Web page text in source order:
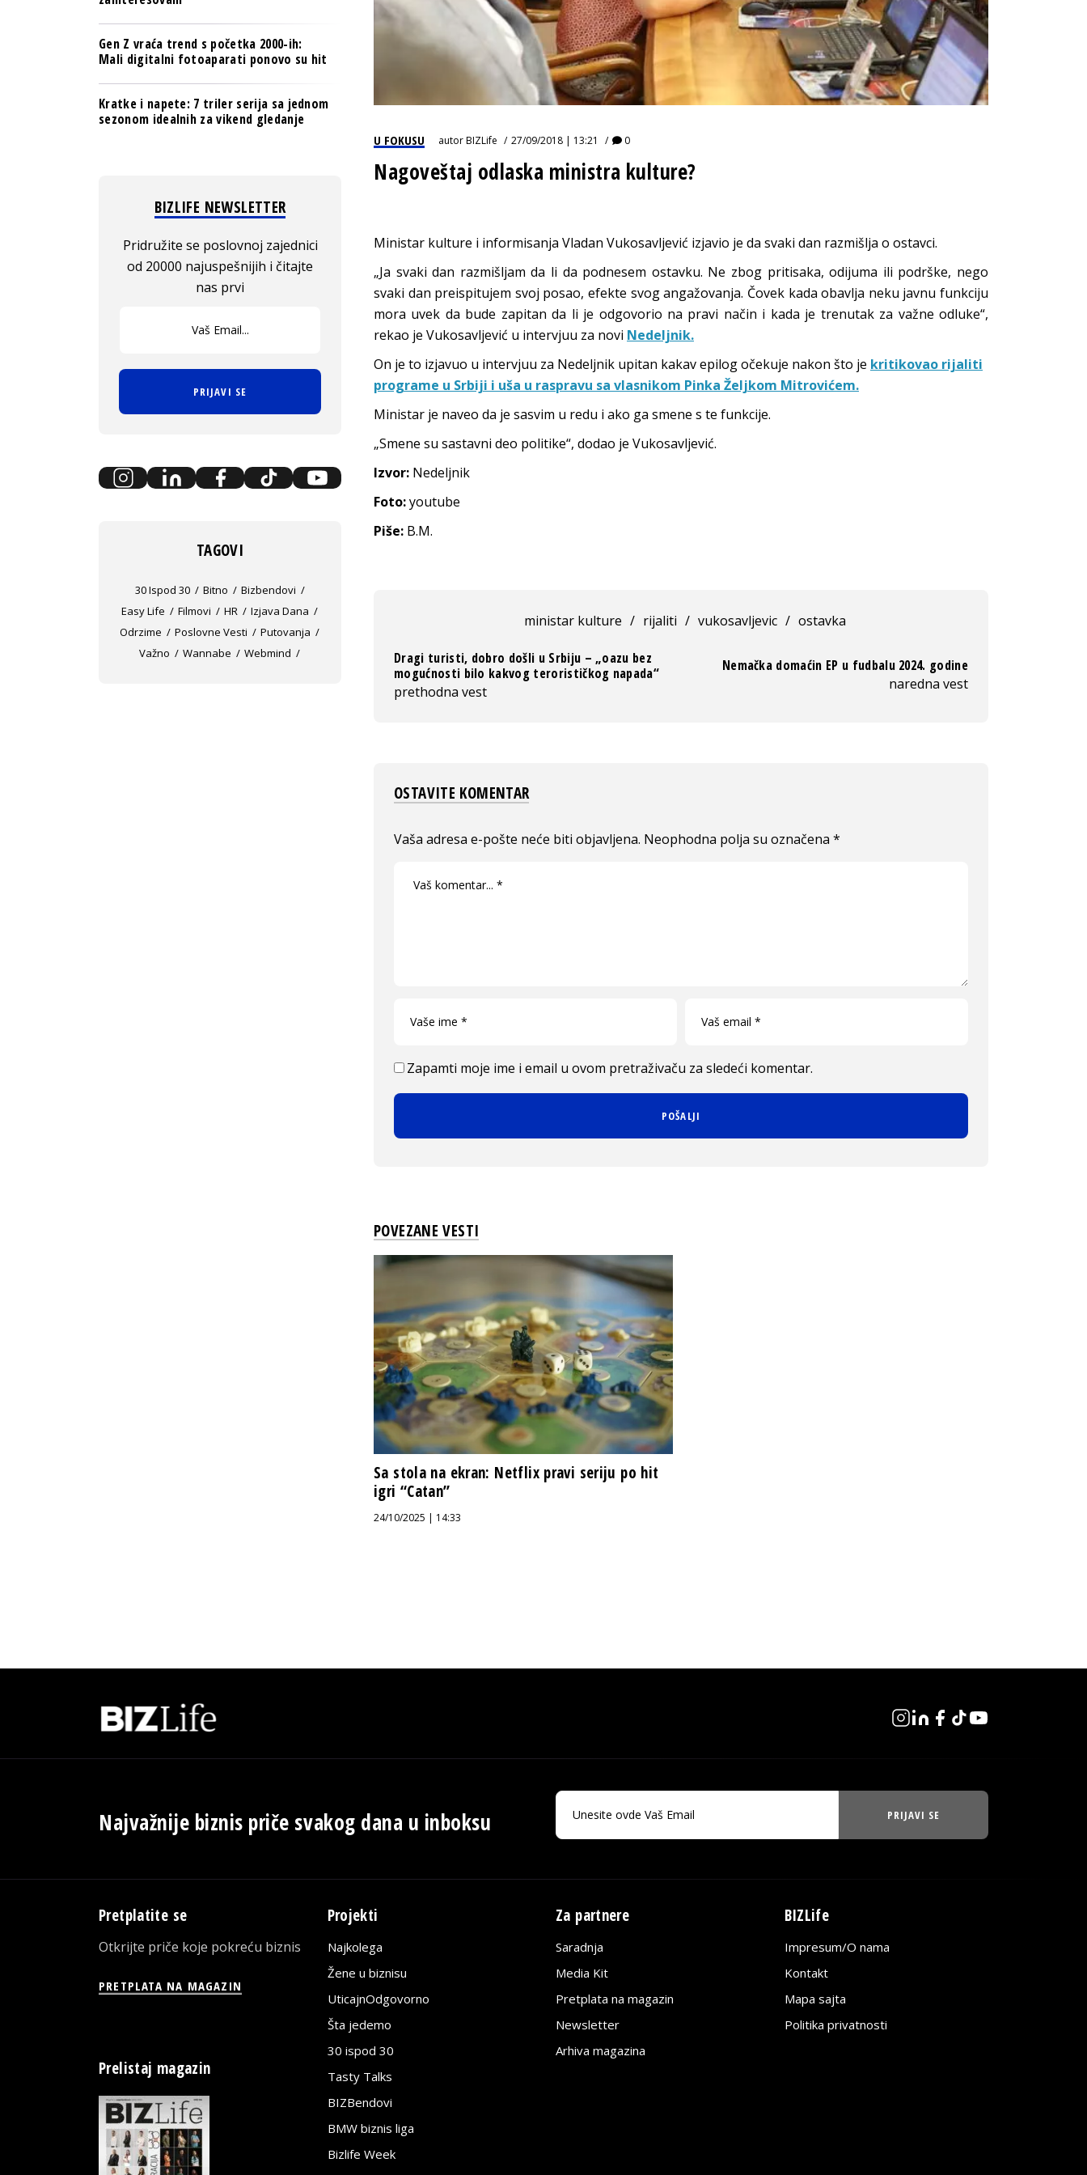
U FOKUSU autorBIZLife 27/09/2018 | 13:21 0
Nagoveštaj odlaska ministra kulture?
Ministar kulture i informisanja Vladan Vukosavljević izjavio je da svaki dan razmišlja o ostavci.
„Ja svaki dan razmišljam da li da podnesem ostavku. Ne zbog pritisaka, odijuma ili podrške, nego
svaki dan preispitujem svoj posao, efekte svog angažovanja. Čovek kada obavlja neku javnu funkciju
mora uvek da bude zapitan da li je odgovorio na pravi način i kada je trenutak za važne odluke“,
rekao je Vukosavljević u intervjuu za novi Nedeljnik.
On je to izjavuo u intervjuu za Nedeljnik upitan kakav epilog očekuje nakon što je kritikovao rijaliti
programe u Srbiji i uša u raspravu sa vlasnikom Pinka Željkom Mitrovićem.
Ministar je naveo da je sasvim u redu i ako ga smene s te funkcije.
„Smene su sastavni deo politike“, dodao je Vukosavljević.
Izvor: Nedeljnik
Foto:youtube
Piše: B.M.
ministar kulture / rijaliti / vukosavljevic / ostavka
Dragi turisti, dobro došli u Srbiju – „oazu bez
mogućnosti bilo kakvog terorističkog napada“
prethodna vest
Nemačka domaćin EP u fudbalu 2024. godine
naredna vest
OSTAVITE KOMENTAR
Vaša adresa e-pošte neće biti objavljena. Neophodna polja su označena *
Zapamti moje ime i email u ovom pretraživaču za sledeći komentar.
POVEZANE VESTI
Sa stola na ekran: Netflix pravi seriju po hit
igri “Catan”
24/10/2025 | 14:33
Gen Z vraća trend s početka 2000-ih:
Mali digitalni fotoaparati ponovo su hit
Kratke i napete: 7 triler serija sa jednom
sezonom idealnih za vikend gledanje
BIZLIFE NEWSLETTER
Pridružite se poslovnoj zajednici
od 20000 najuspešnijih i čitajte
nas prvi
PRIJAVI SE
TAGOVI
30 Ispod 30 Bitno
Bizbendovi
Easy Life
Filmovi HR
Izjava Dana
Odrzime
Poslovne Vesti
Putovanja
Važno
Wannabe Webmind
Najvažnije biznis priče svakog dana u inboksu PRIJAVI SE
Pretplatite se
Otkrijte priče koje pokreću biznis
PRETPLATA NA MAGAZIN
Prelistaj magazin
Projekti
Najkolega
Žene u biznisu
UticajnOdgovorno
Šta jedemo
30 ispod 30
Tasty Talks
BIZBendovi
BMW biznis liga
Bizlife Week
Za partnere
Saradnja
Media Kit
Pretplata na magazin
Newsletter
Arhiva magazina
BIZLife
Impresum/O nama
Kontakt
Mapa sajta
Politika privatnosti